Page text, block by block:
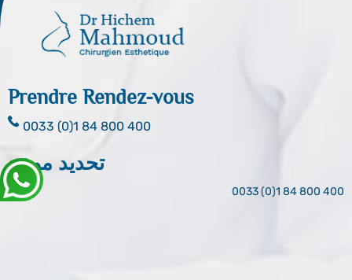
Prendre Rendez-vous
0033 (0)1 84 800 400
تحديد موعد
0033 (0)1 84 800 400